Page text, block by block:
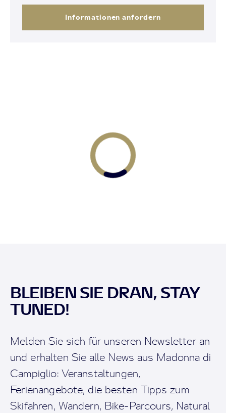
Informationen anfordern
BLEIBEN SIE DRAN, STAY
TUNED!
Melden Sie sich für unseren Newsletter an
und erhalten Sie alle News aus Madonna di
Campiglio: Veranstaltungen,
Ferienangebote, die besten Tipps zum
Skifahren, Wandern, Bike-Parcours, Natural